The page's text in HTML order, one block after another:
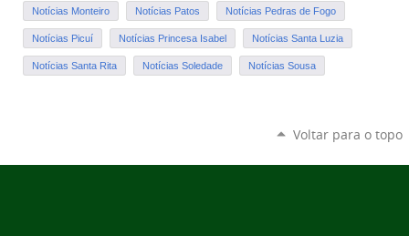
Notícias Monteiro Notícias Patos Notícias Pedras de Fogo
Notícias Picuí Notícias Princesa Isabel Notícias Santa Luzia
Notícias Santa Rita Notícias Soledade Notícias Sousa
Voltar para o topo